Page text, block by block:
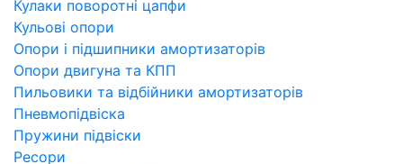
Кулаки поворотні цапфи
Кульові опори
Опори і підшипники амортизаторів
Опори двигуна та КПП
Пильовики та відбійники амортизаторів
Пневмопідвіска
Пружини підвіски
Ресори